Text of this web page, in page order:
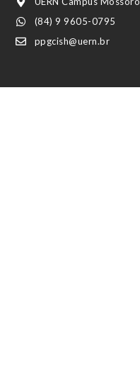
(84) 9 9605-0795
ppgcish@uern.br